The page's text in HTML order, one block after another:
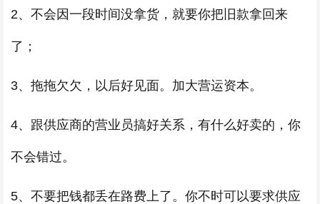
2、不会因一段时间没拿货，就要你把旧款拿回来
了；
3、拖拖欠欠，以后好见面。加大营运资本。
4、跟供应商的营业员搞好关系，有什么好卖的，你
不会错过。
5、不要把钱都丢在路费上了。你不时可以要求供应